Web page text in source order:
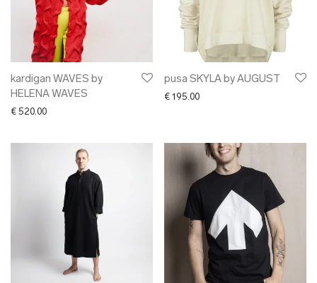
kardigan WAVES by
HELENA WAVES
€ 520.00
pusa SKYLA by AUGUST
€ 195.00